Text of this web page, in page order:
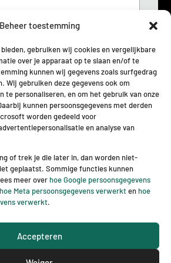
Beheer toestemming
gebruiken wij cookies en vergelijkbare
over je apparaat op te slaan en/of te
kunnen wij gegevens zoals surfgedrag
Wij gebruiken deze gegevens ook om
te personaliseren, en om het gebruik van onze
kunnen persoonsgegevens met derden
worden gedeeld voor
en analyse van
of trek je die later in, dan worden niet-
geplaatst. Sommige functies kunnen
meer over hoe Google persoonsgegevens
hoe Meta persoonsgegevens verwerkten hoe
verwerkt.
Accepteren
in dat deze site mijn
informatie opslaat zodat zij op
reageren.*
Verzenden
en logistiek – Website ontwerp &
door 2BHIP & JTNI